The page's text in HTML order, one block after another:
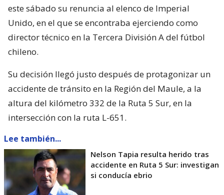
este sábado su renuncia al elenco de Imperial
Unido, en el que se encontraba ejerciendo como
director técnico en la Tercera División A del fútbol
chileno.
Su decisión llegó justo después de protagonizar un
accidente de tránsito en la Región del Maule, a la
altura del kilómetro 332 de la Ruta 5 Sur, en la
intersección con la ruta L-651.
Lee también...
Nelson Tapia resulta herido tras
accidente en Ruta 5 Sur: investigan
si conducía ebrio